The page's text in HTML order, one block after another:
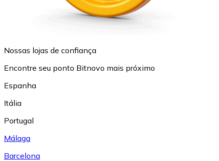
Nossas lojas de confiança
Encontre seu ponto Bitnovo mais próximo
Espanha
Itália
Portugal
Málaga
Barcelona